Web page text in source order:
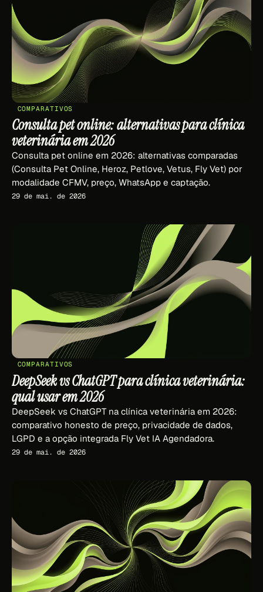
COMPARATIVOS
Consulta pet online: alternativas para clínica
veterinária em 2026
Consulta pet online em 2026: alternativas comparadas
(Consulta Pet Online, Heroz, Petlove, Vetus, Fly Vet) por
modalidade CFMV, preço, WhatsApp e captação.
29 de mai. de 2026
COMPARATIVOS
DeepSeek vs ChatGPT para clínica veterinária:
qual usar em 2026
DeepSeek vs ChatGPT na clínica veterinária em 2026:
comparativo honesto de preço, privacidade de dados,
LGPD e a opção integrada Fly Vet IA Agendadora.
29 de mai. de 2026